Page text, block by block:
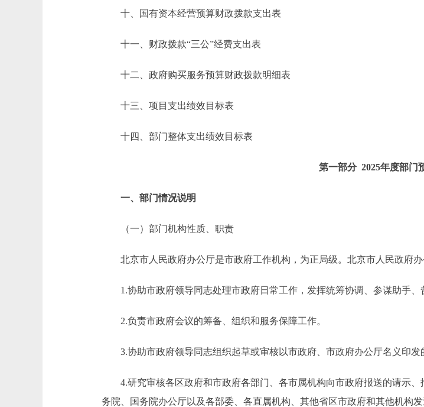
十、国有资本经营预算财政拨款支出表
十一、财政拨款“三公”经费支出表
十二、政府购买服务预算财政拨款明细表
十三、项目支出绩效目标表
十四、部门整体支出绩效目标表
第一部分 2025年度部门
一、部门情况说明
（一）部门机构性质、职责
北京市人民政府办公厅是市政府工作机构，为正局级。北京市人民政府办
1.协助市政府领导同志处理市政府日常工作，发挥统筹协调、参谋助手、
2.负责市政府会议的筹备、组织和服务保障工作。
3.协助市政府领导同志组织起草或审核以市政府、市政府办公厅名义印发
4.研究审核各区政府和市政府各部门、各市属机构向市政府报送的请示、
务院、国务院办公厅以及各部委、各直属机构、其他省区市政府和其他机构发